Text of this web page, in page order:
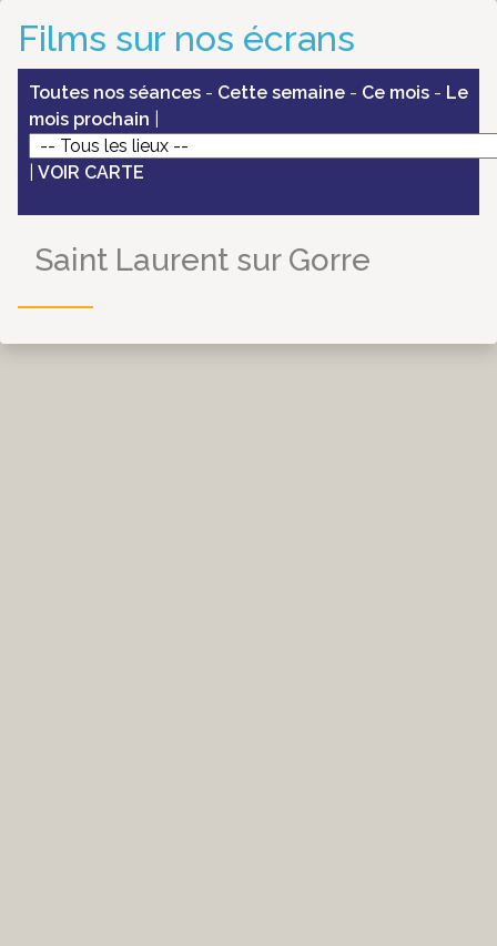
Films sur nos écrans
Toutes nos séances - Cette semaine - Ce mois - Le
mois prochain
VOIR CARTE
Saint Laurent sur Gorre